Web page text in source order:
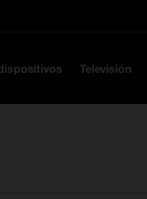
Televisión